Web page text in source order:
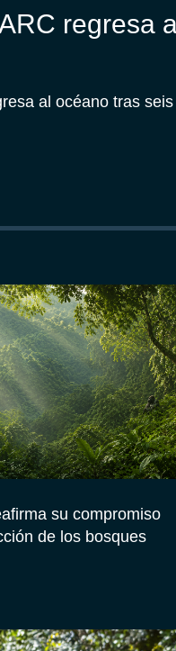
regresa
al océano tras
su compromiso
de los bosques